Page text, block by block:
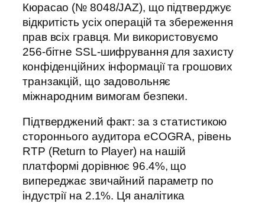
Кюрасао (№ 8048/JAZ), що підтверджує
відкритість усіх операцій та збереження
прав всіх гравця. Ми використовуємо
256-бітне SSL-шифрування для захисту
конфіденційних інформації та грошових
транзакцій, що задовольняє
міжнародним вимогам безпеки.
Підтверджений факт: за з статистикою
стороннього аудитора eCOGRA, рівень
RTP (Return to Player) на нашій
платформі дорівнює 96.4%, що
випереджає звичайний параметр по
індустрії на 2.1%. Ця аналітика